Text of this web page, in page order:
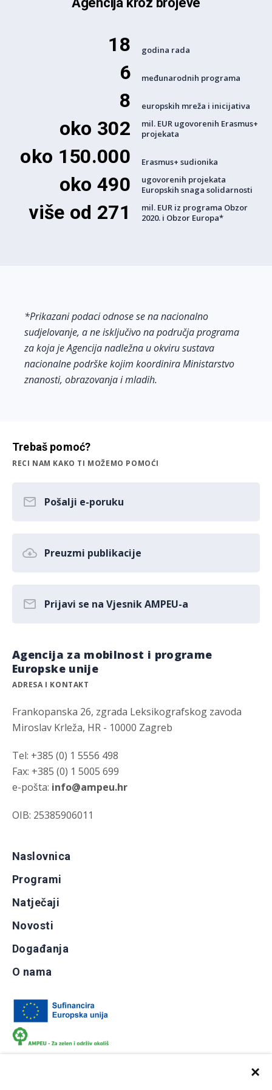
×
18 godina rada
6 međunarodnih programa
8 europskih mreža i inicijativa
oko 302
mil. EUR ugovorenih Erasmus+
projekata
oko 150.000 Erasmus+ sudionika
oko 490
ugovorenih projekata
Europskih snaga solidarnosti
više od 271
mil. EUR iz programa Obzor
2020. i Obzor Europa*
*Prikazani podaci odnose se na nacionalno
sudjelovanje, a ne isključivo na područja programa
za koja je Agencija nadležna u okviru sustava
nacionalne podrške kojim koordinira Ministarstvo
znanosti, obrazovanja i mladih.
Trebaš pomoć?
RECI NAM KAKO TI MOŽEMO POMOĆI
Pošalji e-poruku
Preuzmi publikacije
Prijavi se na Vjesnik AMPEU-a
Agencija za mobilnost i programe
Europske unije
ADRESA I KONTAKT
Frankopanska 26, zgrada Leksikografskog zavoda
Miroslav Krleža, HR - 10000 Zagreb
Tel: +385 (0) 1 5556 498
Fax: +385 (0) 1 5005 699
e-pošta: info@ampeu.hr
OIB: 25385906011
Naslovnica
Programi
Natječaji
Novosti
Događanja
O nama